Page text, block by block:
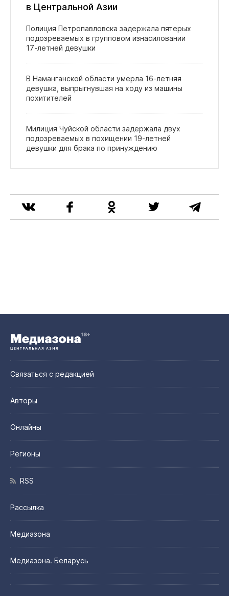
в Центральной Азии
Полиция Петропавловска задержала пятерых
подозреваемых в групповом изнасиловании
17‑летней девушки
В Наманганской области умерла 16‑летняя
девушка, выпрыгнувшая на ходу из машины
похитителей
Милиция Чуйской области задержала двух
подозреваемых в похищении 19‑летней
девушки для брака по принуждению
Связаться с редакцией
Авторы
Онлайны
Регионы
RSS
Рассылка
Медиазона
Медиазона. Беларусь